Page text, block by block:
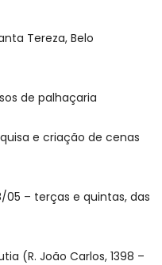
Tereza, Belo
de palhaçaria
e criação de cenas
05 – terças e quintas, das
(R. João Carlos, 1398 –